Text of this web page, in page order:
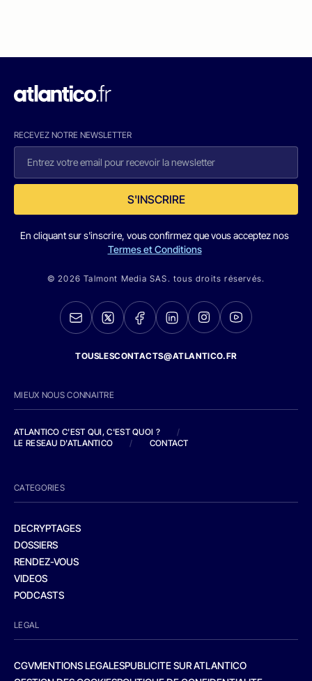
RECEVEZ NOTRE NEWSLETTER
S'INSCRIRE
En cliquant sur s'inscrire, vous confirmez que vous acceptez nos
Termes et Conditions
© 2026 Talmont Media SAS. tous droits réservés.
TOUSLESCONTACTS@ATLANTICO.FR
MIEUX NOUS CONNAITRE
ATLANTICO C'EST QUI, C'EST QUOI ?
/
LE RESEAU D'ATLANTICO
/ CONTACT
CATEGORIES
DECRYPTAGES
DOSSIERS
RENDEZ-VOUS
VIDEOS
PODCASTS
LEGAL
CGVMENTIONS LEGALESPUBLICITE SUR ATLANTICO